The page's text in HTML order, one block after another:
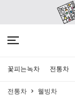
꽃피는녹차 전통차
전통차 웰빙차